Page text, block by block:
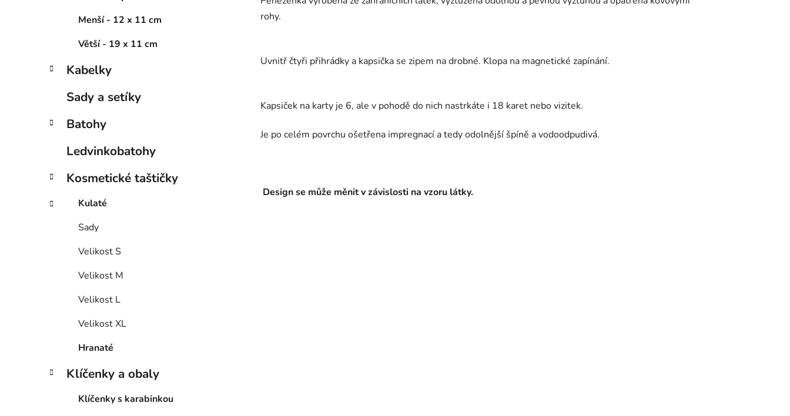
Menší - 12 x 11 cm
Větší - 19 x 11 cm
Kabelky
Sady a setíky
Batohy
Ledvinkobatohy
Kosmetické taštičky
Kulaté
Sady
Velikost S
Velikost M
Velikost L
Velikost XL
Hranaté
Klíčenky a obaly
Klíčenky s karabinkou
rohy.
Uvnitř čtyři přihrádky a kapsička se zipem na drobné. Klopa na magnetické zapínání.
Kapsiček na karty je 6, ale v pohodě do nich nastrkáte i 18 karet nebo vizitek.
Je po celém povrchu ošetřena impregnací a tedy odolnější špíně a vodoodpudivá.
Design se může měnit v závislosti na vzoru látky.